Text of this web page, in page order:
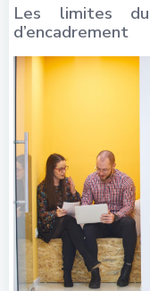
Les limites
d’encadrement